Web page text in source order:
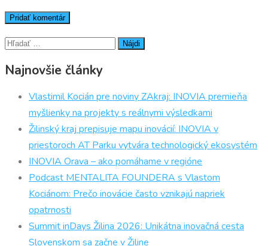
Hľadať:
Najnovšie články
Vlastimil Kocián pre noviny ZAkraj: INOVIA premieňa
myšlienky na projekty s reálnymi výsledkami
Žilinský kraj prepisuje mapu inovácií: INOVIA v
priestoroch AT Parku vytvára technologický ekosystém
INOVIA Orava – ako pomáhame v regióne
Podcast MENTALITA FOUNDERA s Vlastom
Kociánom: Prečo inovácie často vznikajú napriek
opatrnosti
Summit inDays Žilina 2026: Unikátna inovačná cesta
Slovenskom sa začne v Žiline